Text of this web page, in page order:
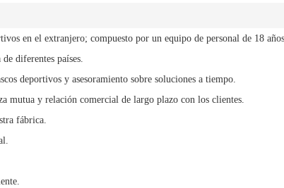
en el extranjero; compuesto por un equipo de personal de 18
diferentes países.
deportivos y asesoramiento sobre soluciones a tiempo.
y relación comercial de largo plazo con los clientes.
fábrica.